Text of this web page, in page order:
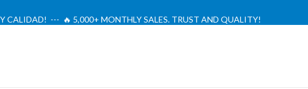
CALIDAD! --- 🔥 5,000+ MONTHLY SALES. TRUST AND QUALITY!